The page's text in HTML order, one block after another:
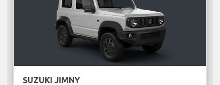
SUZUKI JIMNY